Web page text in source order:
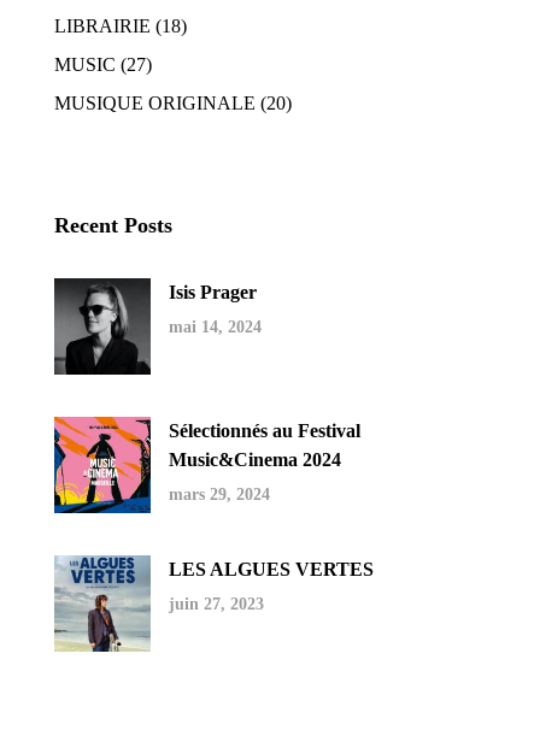
LIBRAIRIE (18)
MUSIC (27)
MUSIQUE ORIGINALE (20)
Recent Posts
Isis Prager
mai 14, 2024
Sélectionnés au Festival
Music&Cinema 2024
mars 29, 2024
LES ALGUES VERTES
juin 27, 2023